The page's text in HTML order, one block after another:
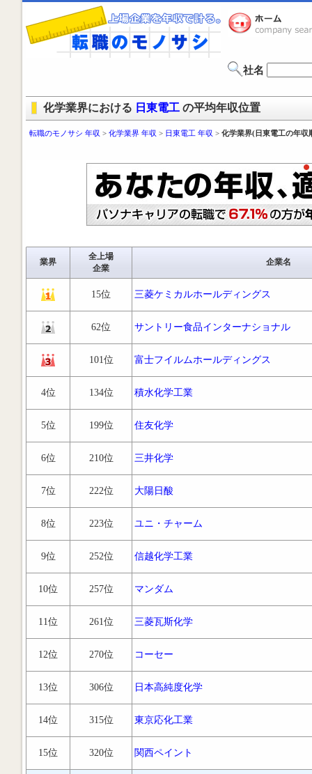
社名
化学業界における 日東電工 の平均年収位置
転職のモノサシ 年収 > 化学業界 年収 > 日東電工 年収 > 化学業界(日東電工の年収
業界
全上場
企業
企業名
15位 三菱ケミカルホールディングス
62位 サントリー食品インターナショナル
101位 富士フイルムホールディングス
4位 134位 積水化学工業
5位 199位 住友化学
6位 210位 三井化学
7位 222位 大陽日酸
8位 223位 ユニ・チャーム
9位 252位 信越化学工業
10位 257位 マンダム
11位 261位 三菱瓦斯化学
12位 270位 コーセー
13位 306位 日本高純度化学
14位 315位 東京応化工業
15位 320位 関西ペイント